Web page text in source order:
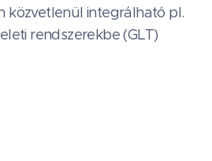
közvetlenül integrálható pl.
rendszerekbe (GLT)